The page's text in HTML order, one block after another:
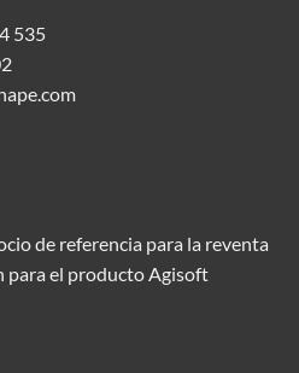
535
de referencia para la reventa
para el producto Agisoft